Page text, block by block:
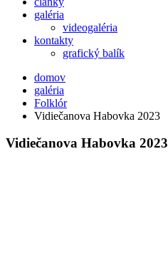
galéria
videogaléria
kontakty
grafický balík
domov
galéria
Folklór
Vidiečanova Habovka 2023
Vidiečanova Habovka 2023